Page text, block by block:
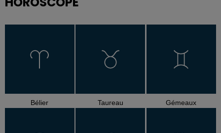
Bélier Taureau Gémeaux